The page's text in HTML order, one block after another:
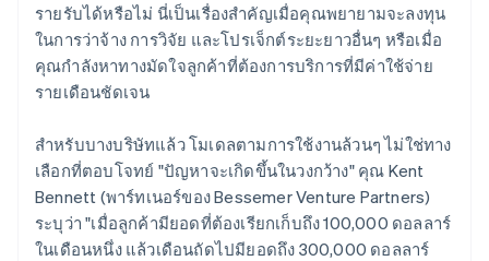
รายรับได้หรือไม่ นี่เป็นเรื่องสำคัญเมื่อคุณพยายามจะลงทุน
ในการว่าจ้าง การวิจัย และโปรเจ็กต์ระยะยาวอื่นๆ หรือเมื่อ
คุณกำลังหาทางมัดใจลูกค้าที่ต้องการบริการที่มีค่าใช้จ่าย
รายเดือนชัดเจน
สำหรับบางบริษัทแล้ว โมเดลตามการใช้งานล้วนๆ ไม่ใช่ทาง
เลือกที่ตอบโจทย์ "ปัญหาจะเกิดขึ้นในวงกว้าง" คุณ Kent
Bennett (พาร์ทเนอร์ของ Bessemer Venture Partners)
ระบุว่า "เมื่อลูกค้ามียอดที่ต้องเรียกเก็บถึง 100,000 ดอลลาร์
ในเดือนหนึ่ง แล้วเดือนถัดไปมียอดถึง 300,000 ดอลลาร์